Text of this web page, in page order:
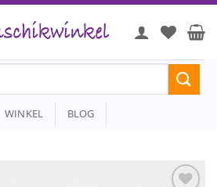
WINKEL BLOG